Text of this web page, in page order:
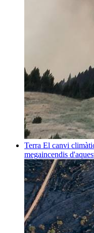
Terra El canvi
megaincendis